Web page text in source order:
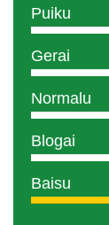
Puiku
Gerai
Normalu
Blogai
Baisu